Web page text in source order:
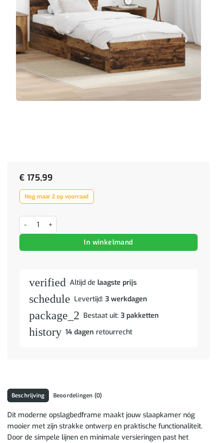
€ 175,99
Nog maar 2 op voorraad
Bedframe met hoofdeinde Oudhout 90 x 190 cm Bewerkt hout
In winkelmand
verified Altijd de laagste prijs
schedule Levertijd: 3 werkdagen
package_2 Bestaat uit: 3 pakketten
history 14 dagen retourrecht
Beschrijving Beoordelingen (0)
Dit moderne opslagbedframe maakt jouw slaapkamer nóg
mooier met zijn strakke ontwerp en praktische functionaliteit.
Door de simpele lijnen en minimale versieringen past het